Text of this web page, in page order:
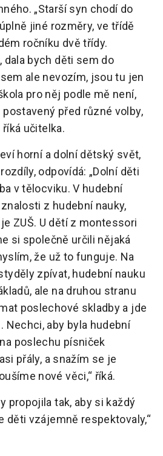
„Starší syn chodí do
jiné rozměry, ve třídě
ročníku dvě třídy.
dala bych děti sem do
ale nevozím, jsou tu jen
pro něj podle mě není,
před různé volby,
učitelka.
horní a dolní dětský svět,
odpovídá: „Dolní děti
v tělocviku. V hudební
z hudební nauky,
ZUŠ. U dětí z montessori
si společně určili nějaká
že už to funguje. Na
zpívat, hudební nauku
ale na druhou stranu
poslechové skladby a jde
Nechci, aby byla hudební
poslechu písniček
přály, a snažím se je
nové věci,“ říká.
propojila tak, aby si každý
děti vzájemně respektovaly,“